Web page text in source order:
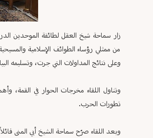
زار سماحة شيخ العقل لطائفة الموحدين
من ممثلي رؤساء الطوائف الإسلامية
وعلى نتائج المداولات التي جرت، وتسليمه
وتناول اللقاء مخرجات الحوار في القمة،
تطورات الحرب.
وبعد اللقاء صرّح سماحة الشيخ أبي المنى